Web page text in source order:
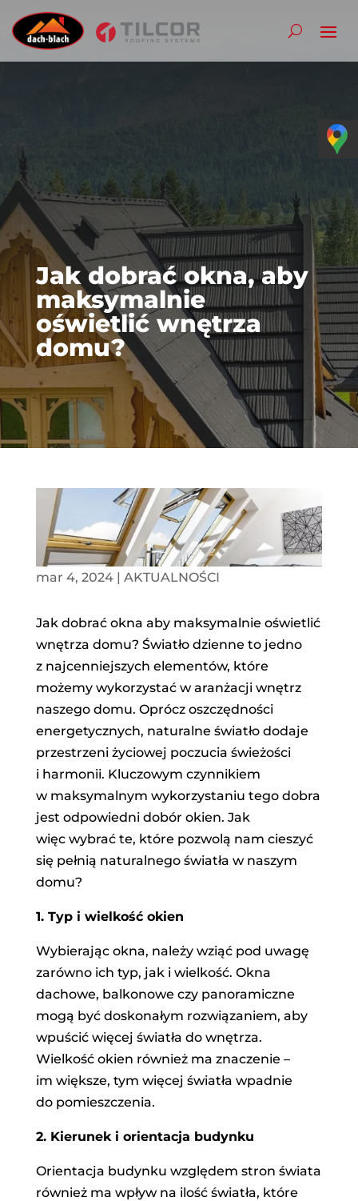
Jak dobrać okna, aby
maksymalnie
oświetlić wnętrza
domu?
mar 4, 2024| AKTUALNOŚCI
Jak dobrać okna aby maksymalnie oświetlić
wnętrza domu? Światło dzienne to jedno
z najcenniejszych elementów, które
możemy wykorzystać w aranżacji wnętrz
naszego domu. Oprócz oszczędności
energetycznych, naturalne światło dodaje
przestrzeni życiowej poczucia świeżości
i harmonii. Kluczowym czynnikiem
w maksymalnym wykorzystaniu tego dobra
jest odpowiedni dobór okien. Jak
więc wybrać te, które pozwolą nam cieszyć
się pełnią naturalnego światła w naszym
domu?
1. Typ i wielkość okien
Wybierając okna, należy wziąć pod uwagę
zarówno ich typ, jak i wielkość. Okna
dachowe, balkonowe czy panoramiczne
mogą być doskonałym rozwiązaniem, aby
wpuścić więcej światła do wnętrza.
Wielkość okien również ma znaczenie –
im większe, tym więcej światła wpadnie
do pomieszczenia.
2. Kierunek i orientacja budynku
Orientacja budynku względem stron świata
również ma wpływ na ilość światła, które